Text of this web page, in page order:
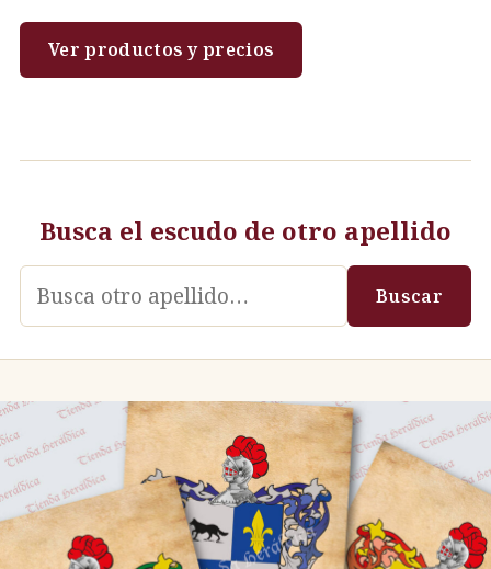
Ver productos y precios
Busca el escudo de otro apellido
Apellido
Buscar